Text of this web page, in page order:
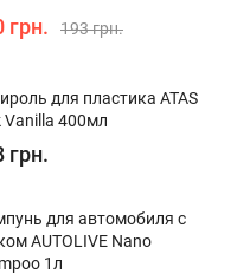
грн. 193 грн.
для пластика ATAS
Vanilla 400мл
грн.
для автомобиля с
AUTOLIVE Nano
1л